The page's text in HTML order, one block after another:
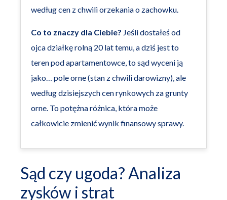
według cen z chwili orzekania o zachowku.
Co to znaczy dla Ciebie? Jeśli dostałeś od
ojca działkę rolną 20 lat temu, a dziś jest to
teren pod apartamentowce, to sąd wyceni ją
jako… pole orne (stan z chwili darowizny), ale
według dzisiejszych cen rynkowych za grunty
orne. To potężna różnica, która może
całkowicie zmienić wynik finansowy sprawy.
Sąd czy ugoda? Analiza
zysków i strat